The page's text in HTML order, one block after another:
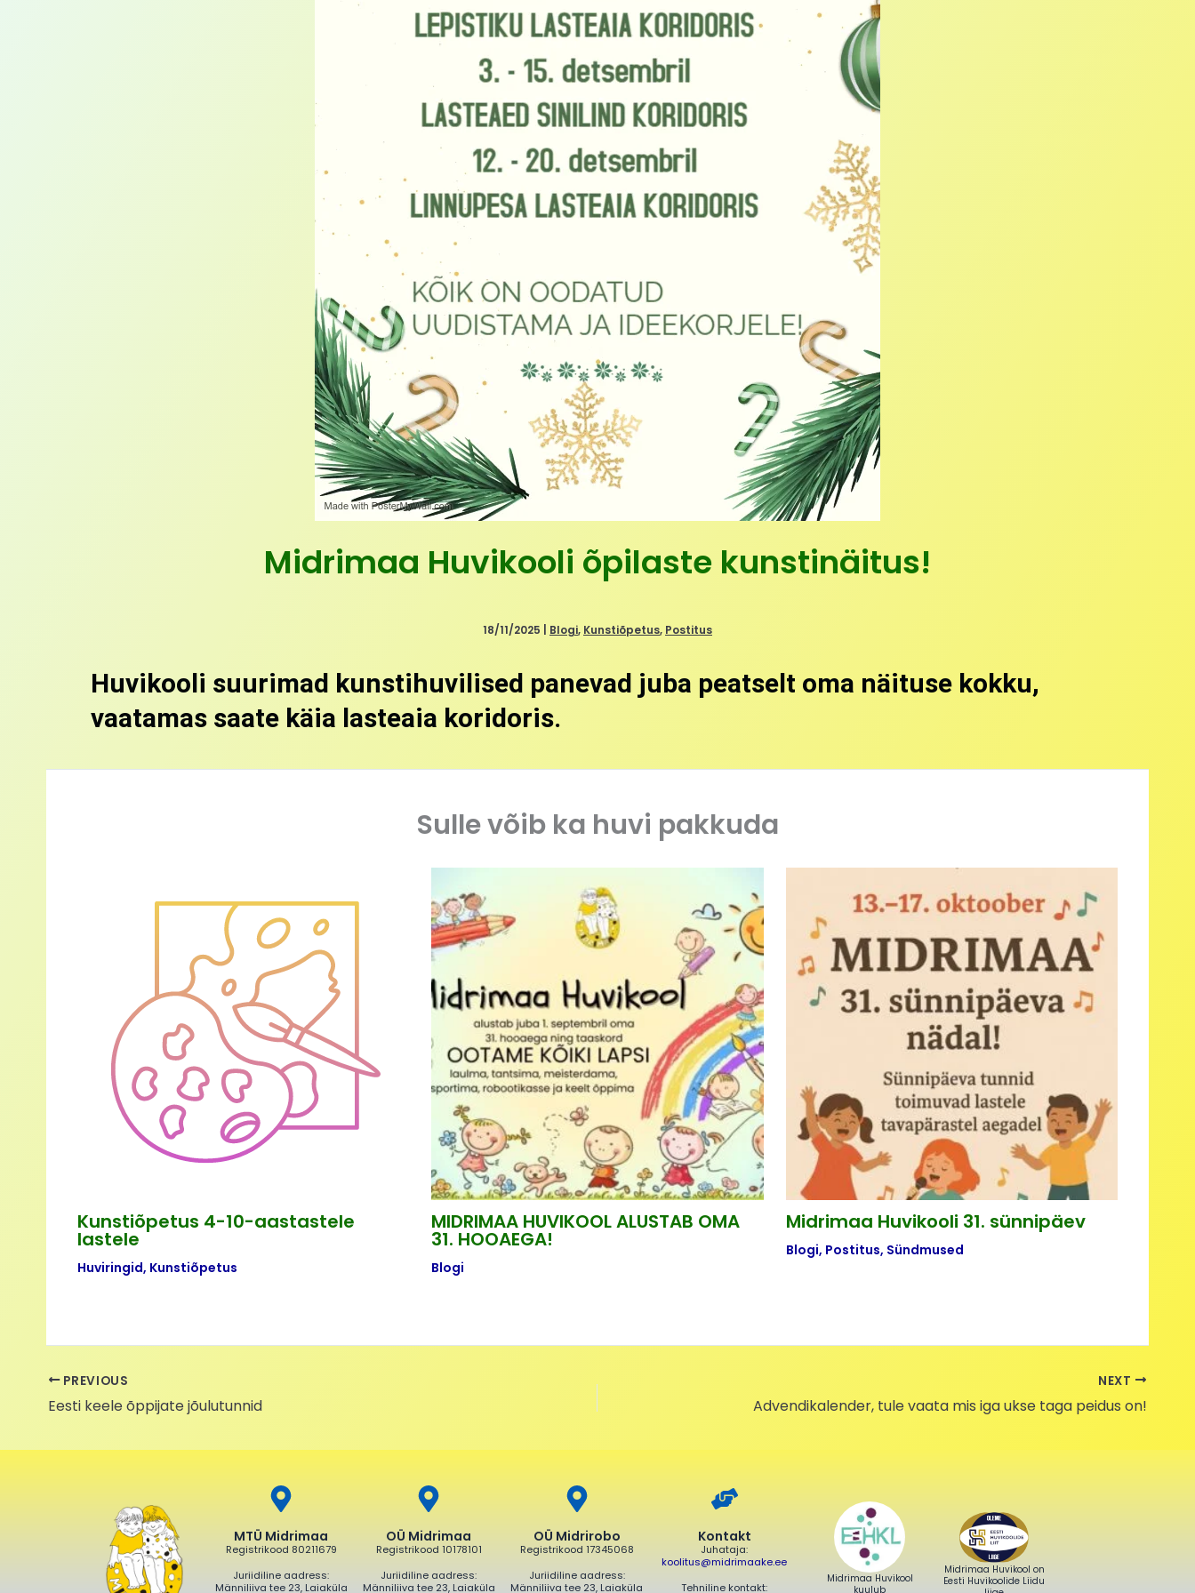
Midrimaa Huvikooli õpilaste kunstinäitus!
18/11/2025 Blogi, Kunstiõpetus, Postitus
Huvikooli suurimad kunstihuvilised panevad juba peatselt oma näituse kokku,
vaatamas saate käia lasteaia koridoris.
Sulle võib ka huvi pakkuda
Kunstiõpetus 4-10-aastastele
lastele
Huviringid, Kunstiõpetus
MIDRIMAA HUVIKOOL ALUSTAB OMA
31. HOOAEGA!
Blogi
Midrimaa Huvikooli 31. sünnipäev
Blogi, Postitus, Sündmused
PREVIOUS
Eesti keele õppijate jõulutunnid
NEXT
Advendikalender, tule vaata mis iga ukse taga peidus on!
MTÜ Midrimaa
Registrikood 80211679
Juriidiline aadress:
Männiliiva tee 23, Laiaküla
OÜ Midrimaa
Registrikood 10178101
Juriidiline aadress:
Männiliiva tee 23, Laiaküla
OÜ Midrirobo
Registrikood 17345068
Juriidiline aadress:
Männiliiva tee 23, Laiaküla
Kontakt
Juhataja:
koolitus@midrimaake.ee
Tehniline kontakt:
Midrimaa Huvikool
kuulub
Midrimaa Huvikool on
Eesti Huvikoolide Liidu